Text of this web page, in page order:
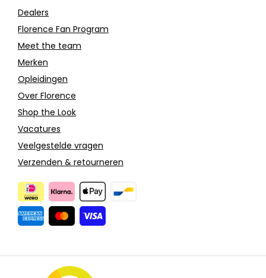
Dealers
Florence Fan Program
Meet the team
Merken
Opleidingen
Over Florence
Shop the Look
Vacatures
Veelgestelde vragen
Verzenden & retourneren